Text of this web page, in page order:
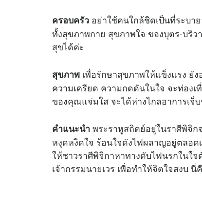
ครอบครัว อย่าใช้คนใกล้ชิดเป็นที่ระบ
ทั้งสุขภาพกาย สุขภาพใจ ของบุตร-บริ
สุขได้ค่ะ
สุขภาพ เพื่อรักษาสุขภาพให้แข็งแรง ยั
ความเครียด ความกดดันในใจ จะท่อง
ของคุณแจ่มใส จะได้ห่างไกลอาการเจ็
คำแนะนำพระราหูสถิตย์อยู่ในราศีพิจิ
หงุดหงิดใจ ร้อนใจดังไฟผลาญอยู่ตลอด
ให้ชาวราศีพิจิกาหาทางดับไฟนรกในใ
เจ้ากรรมนายเวร เพื่อทำให้จิตใจสงบ